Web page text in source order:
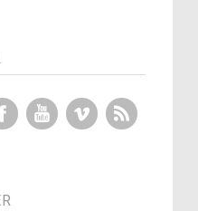
FacebookYouTubeVimeo